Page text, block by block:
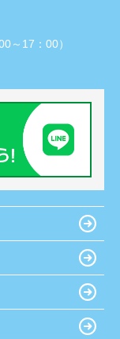
～17：00）